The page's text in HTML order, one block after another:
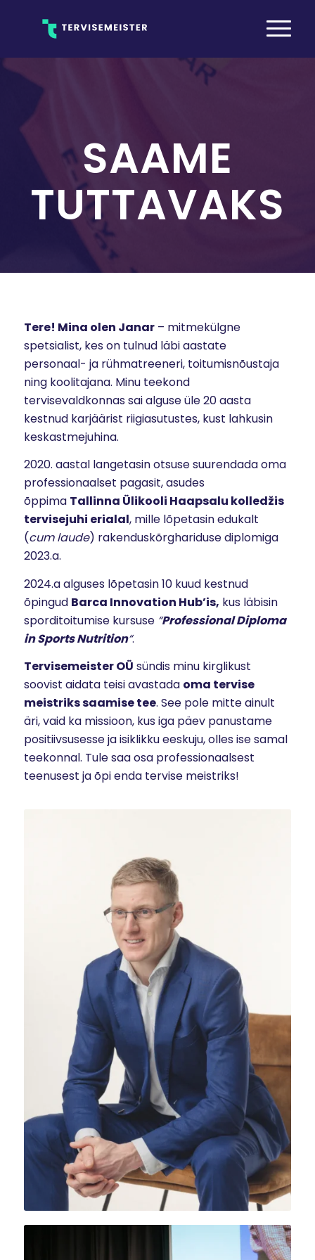
SAAME
TUTTAVAKS
Tere! Mina olen Janar– mitmekülgne
spetsialist, kes on tulnud läbi aastate
personaal- ja rühmatreeneri, toitumisnõustaja
ning koolitajana. Minu teekond
tervisevaldkonnas sai alguse üle 20 aasta
kestnud karjäärist riigiasutustes, kust lahkusin
keskastmejuhina.
2020. aastal langetasin otsuse suurendada oma
professionaalset pagasit, asudes
õppima Tallinna Ülikooli Haapsalu kolledžis
tervisejuhi erialal, mille lõpetasin edukalt
(cum laude) rakenduskõrghariduse diplomiga
2023.a.
2024.a alguses lõpetasin 10 kuud kestnud
õpingud Barca Innovation Hub’is, kus läbisin
sporditoitumise kursuse “Professional Diploma
in Sports Nutrition“.
Tervisemeister OÜ sündis minu kirglikust
soovist aidata teisi avastada oma tervise
meistriks saamise tee. See pole mitte ainult
äri, vaid ka missioon, kus iga päev panustame
positiivsusesse ja isiklikku eeskuju, olles ise samal
teekonnal. Tule saa osa professionaalsest
teenusest ja õpi enda tervise meistriks!